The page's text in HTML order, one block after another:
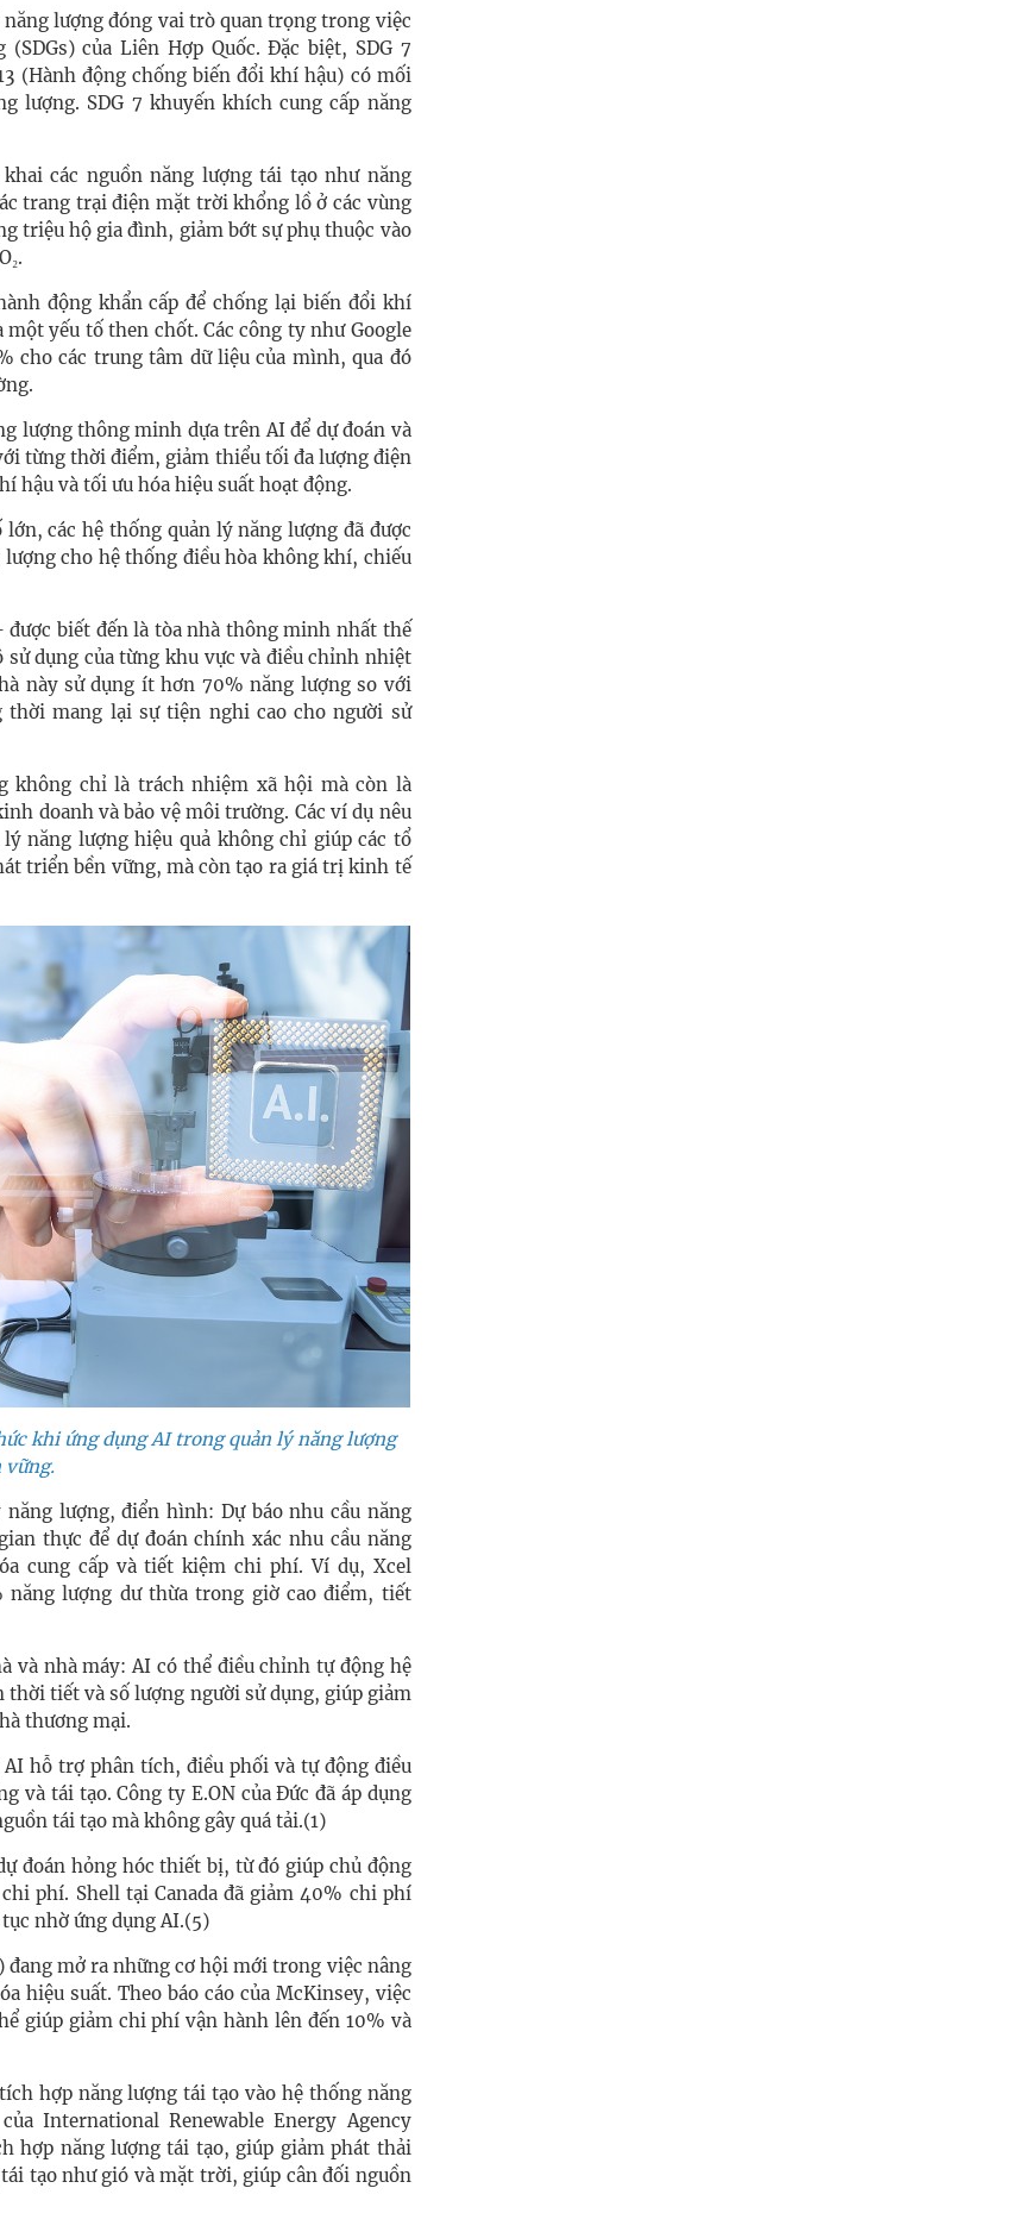
lượng đóng vai trò quan trọng trong việc
của Liên Hợp Quốc. Đặc biệt, SDG 7
(Hành động chống biến đổi khí hậu) có mối
lượng. SDG 7 khuyến khích cung cấp năng
các nguồn năng lượng tái tạo như năng
trang trại điện mặt trời khổng lồ ở các vùng
triệu hộ gia đình, giảm bớt sự phụ thuộc vào
động khẩn cấp để chống lại biến đổi khí
yếu tố then chốt. Các công ty như Google
cho các trung tâm dữ liệu của mình, qua đó
lượng thông minh dựa trên AI để dự đoán và
từng thời điểm, giảm thiểu tối đa lượng điện
hậu và tối ưu hóa hiệu suất hoạt động.
các hệ thống quản lý năng lượng đã được
cho hệ thống điều hòa không khí, chiếu
được biết đến là tòa nhà thông minh nhất thế
dụng của từng khu vực và điều chỉnh nhiệt
này sử dụng ít hơn 70% năng lượng so với
mang lại sự tiện nghi cao cho người sử
không chỉ là trách nhiệm xã hội mà còn là
doanh và bảo vệ môi trường. Các ví dụ nêu
năng lượng hiệu quả không chỉ giúp các tổ
triển bền vững, mà còn tạo ra giá trị kinh tế
khi ứng dụng AI trong quản lý năng lượng
vững.
lượng, điển hình: Dự báo nhu cầu năng
thực để dự đoán chính xác nhu cầu năng
cung cấp và tiết kiệm chi phí. Ví dụ, Xcel
lượng dư thừa trong giờ cao điểm, tiết
và nhà máy: AI có thể điều chỉnh tự động hệ
thời tiết và số lượng người sử dụng, giúp giảm
thương mại​.
hỗ trợ phân tích, điều phối và tự động điều
và tái tạo. Công ty E.ON của Đức đã áp dụng
tái tạo mà không gây quá tải​.(1)
đoán hỏng hóc thiết bị, từ đó giúp chủ động
phí. Shell tại Canada đã giảm 40% chi phí
nhờ ứng dụng AI.(5)
mở ra những cơ hội mới trong việc nâng
hiệu suất. Theo báo cáo của McKinsey, việc
giúp giảm chi phí vận hành lên đến 10% và
hợp năng lượng tái tạo vào hệ thống năng
International Renewable Energy Agency
hợp năng lượng tái tạo, giúp giảm phát thải
tạo như gió và mặt trời, giúp cân đối nguồn